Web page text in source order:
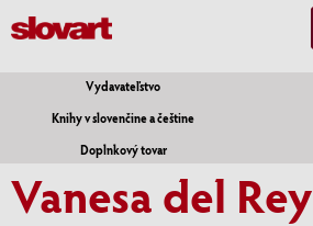
Vydavateľstvo
Knihy v slovenčine a češtine
Doplnkový tovar
Vanesa del Rey